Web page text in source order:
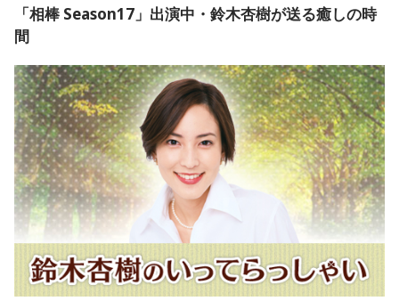
「相棒 Season17」出演中・鈴木杏樹が送る癒しの時
間